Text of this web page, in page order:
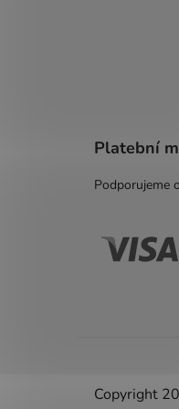
Platební
Podporujeme
Copyright